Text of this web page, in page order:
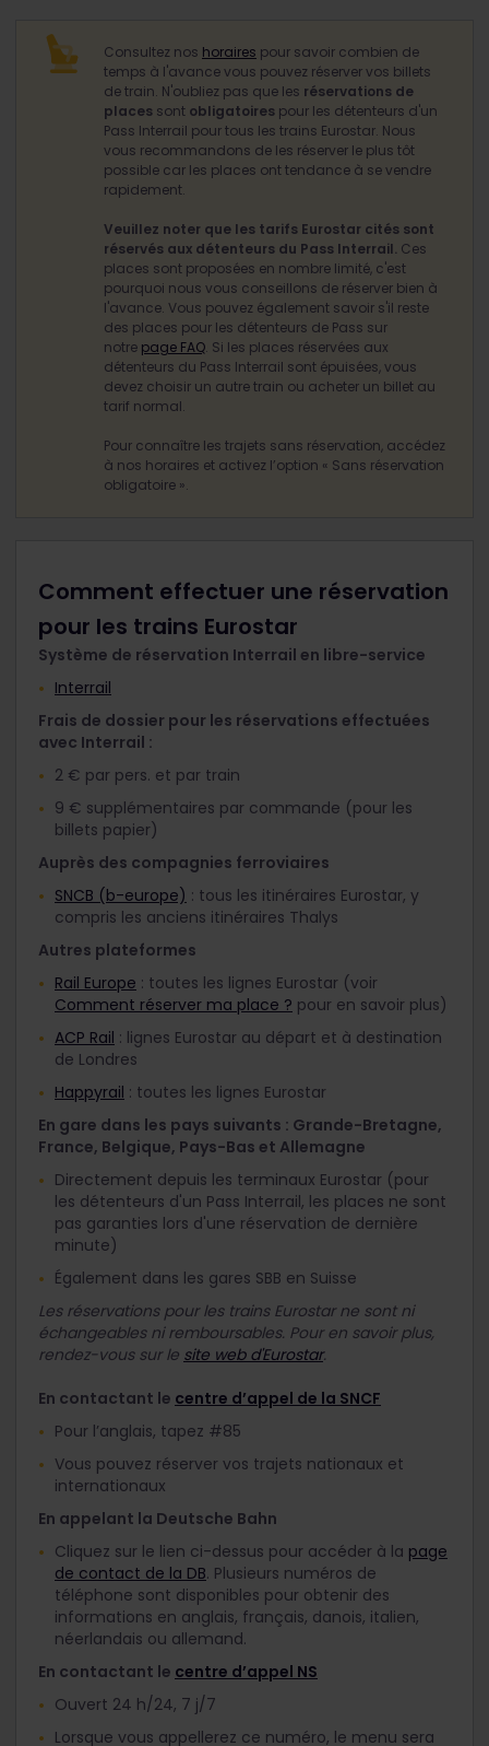
Consultez nos horaires pour savoir combien de
temps à l'avance vous pouvez réserver vos billets
de train. N'oubliez pas que les réservations de
places sont obligatoires pour les détenteurs d'un
Pass Interrail pour tous les trains Eurostar. Nous
vous recommandons de les réserver le plus tôt
possible car les places ont tendance à se vendre
rapidement.
Veuillez noter que les tarifs Eurostar cités sont
réservés aux détenteurs du Pass Interrail. Ces
places sont proposées en nombre limité, c'est
pourquoi nous vous conseillons de réserver bien à
l'avance. Vous pouvez également savoir s'il reste
des places pour les détenteurs de Pass sur
notre page FAQ. Si les places réservées aux
détenteurs du Pass Interrail sont épuisées, vous
devez choisir un autre train ou acheter un billet au
tarif normal.
Pour connaître les trajets sans réservation, accédez
à nos horaires et activez l’option « Sans réservation
obligatoire ».
Comment effectuer une réservation
pour les trains Eurostar
Système de réservation Interrail en libre-service
Interrail
Frais de dossier pour les réservations effectuées
avec Interrail :
2 € par pers. et par train
9 € supplémentaires par commande (pour les
billets papier)
Auprès des compagnies ferroviaires
SNCB (b-europe) : tous les itinéraires Eurostar, y
compris les anciens itinéraires Thalys
Autres plateformes
Rail Europe : toutes les lignes Eurostar (voir
Comment réserver ma place ? pour en savoir plus)
ACP Rail : lignes Eurostar au départ et à destination
de Londres
Happyrail : toutes les lignes Eurostar
En gare dans les pays suivants : Grande-Bretagne,
France, Belgique, Pays-Bas et Allemagne
Directement depuis les terminaux Eurostar (pour
les détenteurs d'un Pass Interrail, les places ne sont
pas garanties lors d'une réservation de dernière
minute)
Également dans les gares SBB en Suisse
Les réservations pour les trains Eurostar ne sont ni
échangeables ni remboursables. Pour en savoir plus,
rendez-vous sur le site web d'Eurostar.
En contactant le centre d’appel de la SNCF
Pour l’anglais, tapez #85
Vous pouvez réserver vos trajets nationaux et
internationaux
En appelant la Deutsche Bahn
Cliquez sur le lien ci-dessus pour accéder à la page
de contact de la DB. Plusieurs numéros de
téléphone sont disponibles pour obtenir des
informations en anglais, français, danois, italien,
néerlandais ou allemand.
En contactant le centre d’appel NS
Ouvert 24 h/24, 7 j/7
Lorsque vous appellerez ce numéro, le menu sera